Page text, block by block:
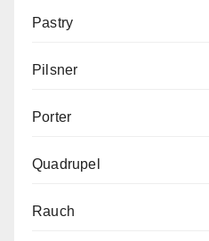
Pastry
Pilsner
Porter
Quadrupel
Rauch